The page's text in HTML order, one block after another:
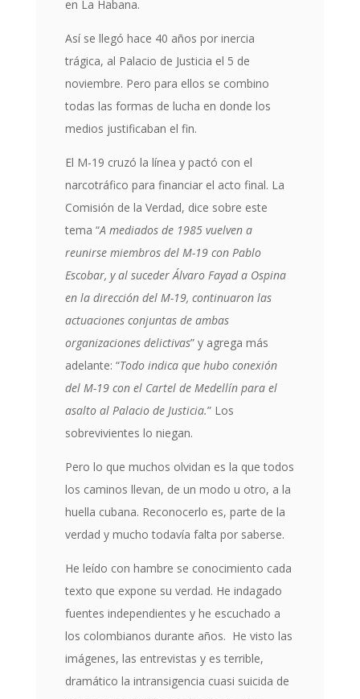
en La Habana.
Así se llegó hace 40 años por inercia
trágica, al Palacio de Justicia el 5 de
noviembre. Pero para ellos se combino
todas las formas de lucha en donde los
medios justificaban el fin.
El M-19 cruzó la línea y pactó con el
narcotráfico para financiar el acto final. La
Comisión de la Verdad, dice sobre este
tema “A mediados de 1985 vuelven a
reunirse miembros del M-19 con Pablo
Escobar, y al suceder Álvaro Fayad a Ospina
en la dirección del M-19, continuaron las
actuaciones conjuntas de ambas
organizaciones delictivas” y agrega más
adelante: “Todo indica que hubo conexión
del M-19 con el Cartel de Medellín para el
asalto al Palacio de Justicia.” Los
sobrevivientes lo niegan.
Pero lo que muchos olvidan es la que todos
los caminos llevan, de un modo u otro, a la
huella cubana. Reconocerlo es, parte de la
verdad y mucho todavía falta por saberse.
He leído con hambre se conocimiento cada
texto que expone su verdad. He indagado
fuentes independientes y he escuchado a
los colombianos durante años. He visto las
imágenes, las entrevistas y es terrible,
dramático la intransigencia cuasi suicida de